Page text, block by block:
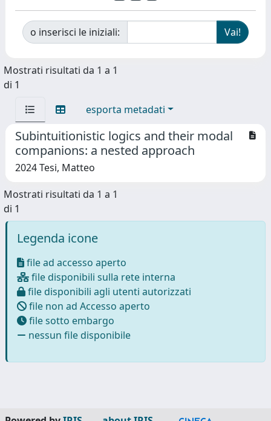
o inserisci le iniziali:
Mostrati risultati da 1 a 1
di 1
esporta metadati
Subintuitionistic logics and their modal
companions: a nested approach
2024 Tesi, Matteo
Mostrati risultati da 1 a 1
di 1
Legenda icone
file ad accesso aperto
file disponibili sulla rete interna
file disponibili agli utenti autorizzati
file non ad Accesso aperto
file sotto embargo
nessun file disponibile